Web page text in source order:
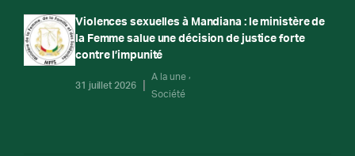
Violences sexuelles à Mandiana : le ministère de
la Femme salue une décision de justice forte
contre l’impunité
31 juillet 2026
A la une
Société